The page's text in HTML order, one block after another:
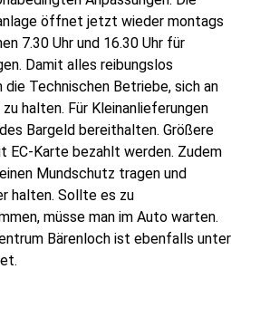
öffnet jetzt wieder montags
7.30 Uhr und 16.30 Uhr für
Damit alles reibungslos
Technischen Betriebe, sich an
halten. Für Kleinanlieferungen
Bargeld bereithalten. Größere
EC-Karte bezahlt werden. Zudem
Mundschutz tragen und
halten. Sollte es zu
müsse man im Auto warten.
Bärenloch ist ebenfalls unter